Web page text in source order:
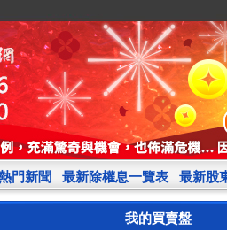
門新聞 最新除權息一覽表 最新股
我的買賣盤